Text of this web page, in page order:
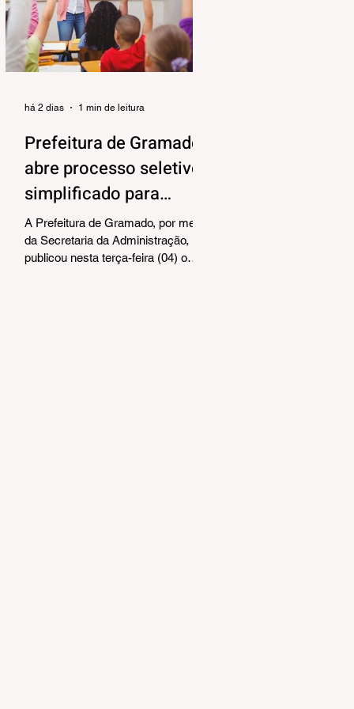
alinhar responsabilidades e
organizar as próximas etapas de
preparação do evento. Também
foram debatidos aspectos
Prefeitura de Gramado
abre processo seletivo
simplificado para
contratação temporária
de professores
A Prefeitura de Gramado, por meio
da Secretaria da Administração,
publicou nesta terça-feira (04) o
há 2 dias 1 min de leitura